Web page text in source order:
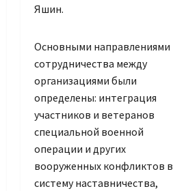
Яшин.
Основными направлениями
сотрудничества между
организациями были
определены: интеграция
участников и ветеранов
специальной военной
операции и других
вооруженных конфликтов в
систему наставничества,